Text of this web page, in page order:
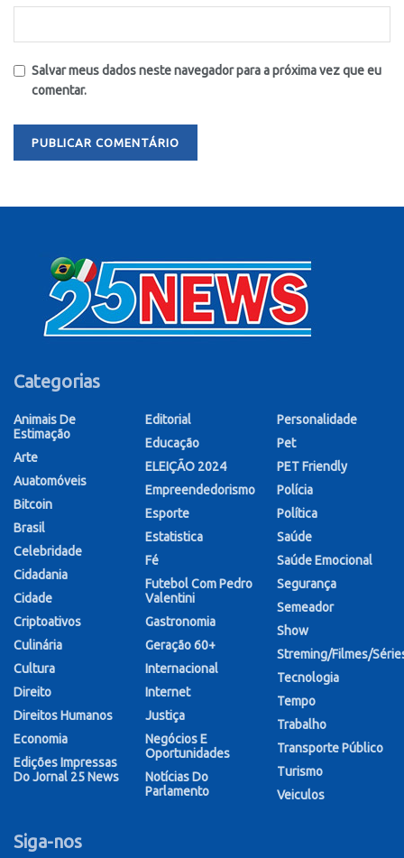
Salvar meus dados neste navegador para a próxima vez que eu
comentar.
Categorias
Animais De
Estimação
Arte
Auatomóveis
Bitcoin
Brasil
Celebridade
Cidadania
Cidade
Criptoativos
Culinária
Cultura
Direito
Direitos Humanos
Economia
Edições Impressas
Do Jornal 25 News
Editorial
Educação
ELEIÇÃO 2024
Empreendedorismo
Esporte
Estatistica
Fé
Futebol Com Pedro
Valentini
Gastronomia
Geração 60+
Internacional
Internet
Justiça
Negócios E
Oportunidades
Notícias Do
Parlamento
Personalidade
Pet
PET Friendly
Polícia
Política
Saúde
Saúde Emocional
Segurança
Semeador
Show
Streming/Filmes/
Tecnologia
Tempo
Trabalho
Transporte Público
Turismo
Veiculos
Siga-nos